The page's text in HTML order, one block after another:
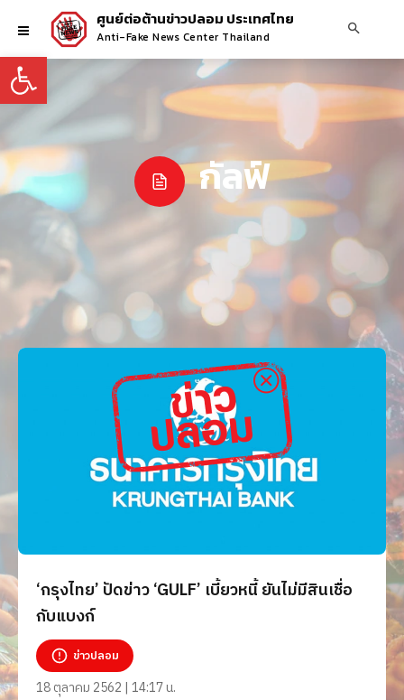
Open toolbar
ศูนย์ต่อต้านข่าวปลอม ประเทศไทย
Anti-Fake News Center Thailand
กัลฟ์
‘กรุงไทย’ ปัดข่าว ‘GULF’ เบี้ยวหนี้ ยันไม่มีสินเชื่อ
กับแบงก์
ข่าวปลอม
18 ตุลาคม 2562 | 14:17 น.